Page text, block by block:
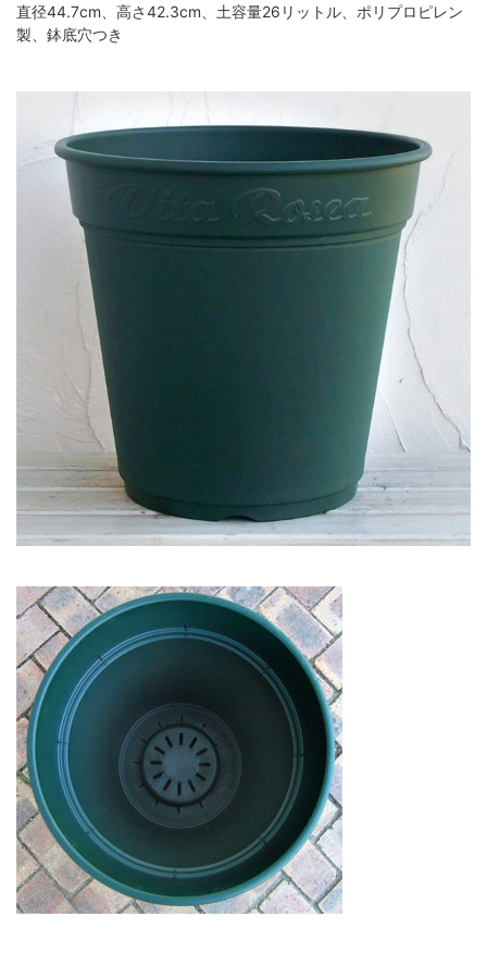
直径44.7cm、高さ42.3cm、土容量26リットル、ポリプロピレン
製、鉢底穴つき